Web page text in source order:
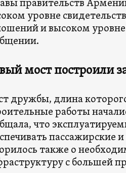
правительств
уровне
и высоком
мост построили
дружбы, длина
работы
что
пассажирские
также о
с большей